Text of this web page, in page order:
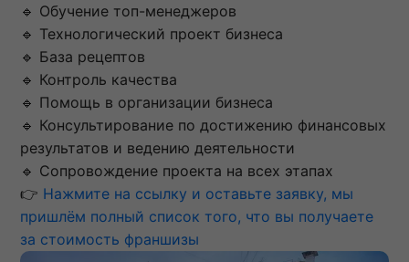
🔹 Обучение топ-менеджеров
🔹 Технологический проект бизнеса
🔹 База рецептов
🔹 Контроль качества
🔹 Помощь в организации бизнеса
🔹 Консультирование по достижению финансовых
результатов и ведению деятельности
🔹 Сопровождение проекта на всех этапах
👉 Нажмите на ссылку и оставьте заявку, мы
пришлём полный список того, что вы получаете
за стоимость франшизы